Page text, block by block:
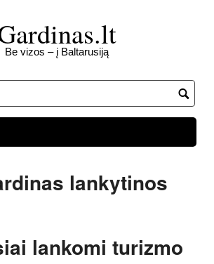
Be vizos – į Baltarusiją
lankytinos
lankomi turizmo